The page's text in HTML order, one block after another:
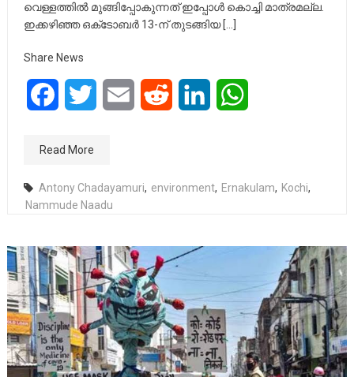
വെള്ളത്തില്‍ മുങ്ങിപ്പോകുന്നത് ഇപ്പോള്‍ കൊച്ചി മാത്രമല്ല.
ഇക്കഴിഞ്ഞ ഒക്‌ടോബര്‍ 13-ന് തുടങ്ങിയ […]
Share News
FacebookTwitter Email Reddit LinkedIn
Read More
Antony Chadayamuri, environment, Ernakulam, Kochi,
Nammude Naadu